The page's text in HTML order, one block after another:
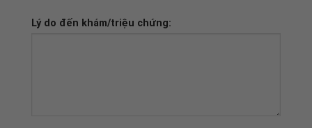
Lý do đến khám/triệu chứng: